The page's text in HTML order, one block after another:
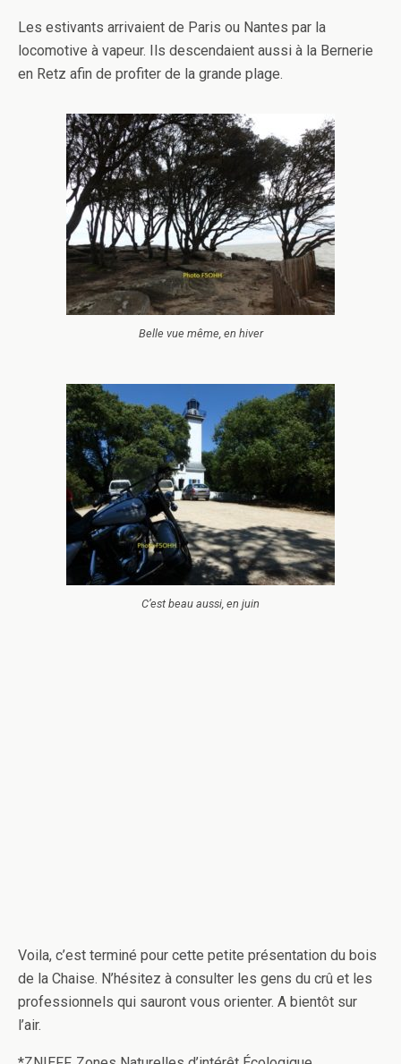
Les estivants arrivaient de Paris ou Nantes par la
locomotive à vapeur. Ils descendaient aussi à la Bernerie
en Retz afin de profiter de la grande plage.
Belle vue même, en hiver
C’est beau aussi, en juin
Voila, c’est terminé pour cette petite présentation du bois
de la Chaise. N’hésitez à consulter les gens du crû et les
professionnels qui sauront vous orienter. A bientôt sur
l’air.